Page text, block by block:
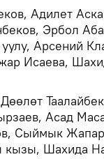
Адилет
Эрбол
Арсений
Исаева,
Асад
Сыймык
кызы, Шахида